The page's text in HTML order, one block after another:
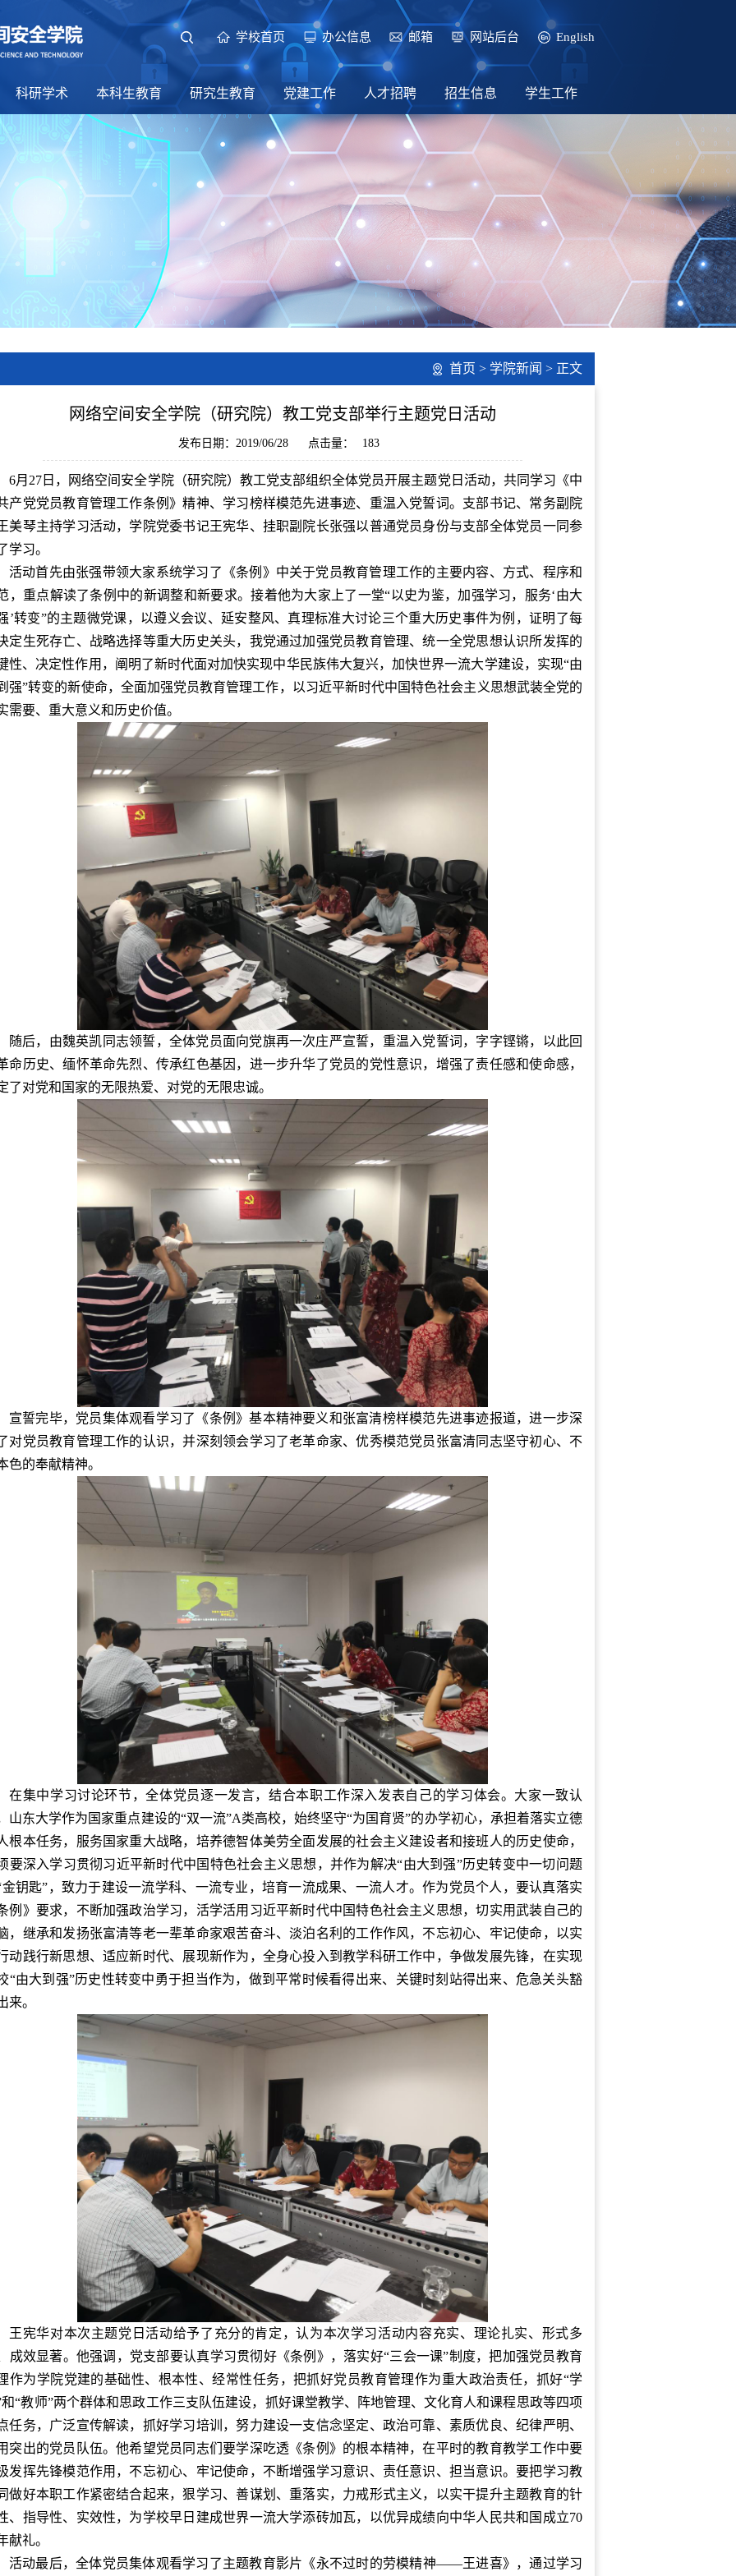
学校首页 办公信息 邮箱 网站后台 English
科研学术 本科生教育 研究生教育 党建工作 人才招聘 招生信息 学生工作
首页 > 学院新闻 > 正文
网络空间安全学院（研究院）教工党支部举行主题党日活动
发布日期：2019/06/28 点击量： 183
6月27日，网络空间安全学院（研究院）教工党支部组织全体党员开展主题党日活动，共同学习《中
产党党员教育管理工作条例》精神、学习榜样模范先进事迹、重温入党誓词。支部书记、常务副院
美琴主持学习活动，学院党委书记王宪华、挂职副院长张强以普通党员身份与支部全体党员一同参
学习。
活动首先由张强带领大家系统学习了《条例》中关于党员教育管理工作的主要内容、方式、程序和
，重点解读了条例中的新调整和新要求。接着他为大家上了一堂“以史为鉴，加强学习，服务‘由大
’转变”的主题微党课，以遵义会议、延安整风、真理标准大讨论三个重大历史事件为例，证明了每
定生死存亡、战略选择等重大历史关头，我党通过加强党员教育管理、统一全党思想认识所发挥的
性、决定性作用，阐明了新时代面对加快实现中华民族伟大复兴，加快世界一流大学建设，实现“由
强”转变的新使命，全面加强党员教育管理工作，以习近平新时代中国特色社会主义思想武装全党的
需要、重大意义和历史价值。
随后，由魏英凯同志领誓，全体党员面向党旗再一次庄严宣誓，重温入党誓词，字字铿锵，以此回
命历史、缅怀革命先烈、传承红色基因，进一步升华了党员的党性意识，增强了责任感和使命感，
了对党和国家的无限热爱、对党的无限忠诚。
宣誓完毕，党员集体观看学习了《条例》基本精神要义和张富清榜样模范先进事迹报道，进一步深
对党员教育管理工作的认识，并深刻领会学习了老革命家、优秀模范党员张富清同志坚守初心、不
色的奉献精神。
在集中学习讨论环节，全体党员逐一发言，结合本职工作深入发表自己的学习体会。大家一致认
山东大学作为国家重点建设的“双一流”A类高校，始终坚守“为国育贤”的办学初心，承担着落实立德
根本任务，服务国家重大战略，培养德智体美劳全面发展的社会主义建设者和接班人的历史使命，
要深入学习贯彻习近平新时代中国特色社会主义思想，并作为解决“由大到强”历史转变中一切问题
金钥匙”，致力于建设一流学科、一流专业，培育一流成果、一流人才。作为党员个人，要认真落实
例》要求，不断加强政治学习，活学活用习近平新时代中国特色社会主义思想，切实用武装自己的
，继承和发扬张富清等老一辈革命家艰苦奋斗、淡泊名利的工作作风，不忘初心、牢记使命，以实
动践行新思想、适应新时代、展现新作为，全身心投入到教学科研工作中，争做发展先锋，在实现
“由大到强”历史性转变中勇于担当作为，做到平常时候看得出来、关键时刻站得出来、危急关头豁
来。
王宪华对本次主题党日活动给予了充分的肯定，认为本次学习活动内容充实、理论扎实、形式多
成效显著。他强调，党支部要认真学习贯彻好《条例》，落实好“三会一课”制度，把加强党员教育
作为学院党建的基础性、根本性、经常性任务，把抓好党员教育管理作为重大政治责任，抓好“学
和“教师”两个群体和思政工作三支队伍建设，抓好课堂教学、阵地管理、文化育人和课程思政等四项
任务，广泛宣传解读，抓好学习培训，努力建设一支信念坚定、政治可靠、素质优良、纪律严明、
突出的党员队伍。他希望党员同志们要学深吃透《条例》的根本精神，在平时的教育教学工作中要
发挥先锋模范作用，不忘初心、牢记使命，不断增强学习意识、责任意识、担当意识。要把学习教
做好本职工作紧密结合起来，狠学习、善谋划、重落实，力戒形式主义，以实干提升主题教育的针
、指导性、实效性，为学校早日建成世界一流大学添砖加瓦，以优异成绩向中华人民共和国成立70
献礼。
活动最后，全体党员集体观看学习了主题教育影片《永不过时的劳模精神——王进喜》，通过学习